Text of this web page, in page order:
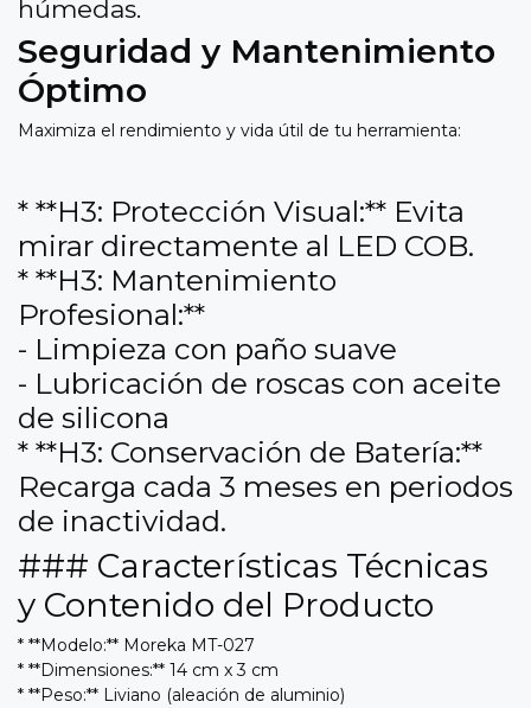
húmedas.
Seguridad y Mantenimiento
Óptimo
Maximiza el rendimiento y vida útil de tu herramienta:
* **H3: Protección Visual:** Evita
mirar directamente al LED COB.
* **H3: Mantenimiento
Profesional:**
- Limpieza con paño suave
- Lubricación de roscas con aceite
de silicona
* **H3: Conservación de Batería:**
Recarga cada 3 meses en periodos
de inactividad.
### Características Técnicas
y Contenido del Producto
* **Modelo:** Moreka MT-027
* **Dimensiones:** 14 cm x 3 cm
* **Peso:** Liviano (aleación de aluminio)